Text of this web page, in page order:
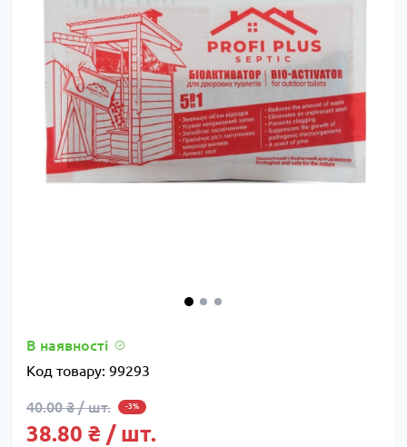
В наявності
Код товару: 99293
40.00 ₴ / шт. -3%
38.80 ₴ / шт.